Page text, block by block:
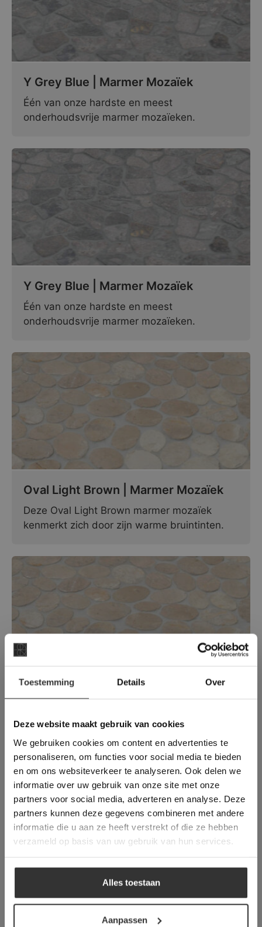
Toestemming Details Over
Deze website maakt gebruik van cookies
We gebruiken cookies om content en advertenties te
personaliseren, om functies voor social media te bieden
en om ons websiteverkeer te analyseren. Ook delen we
informatie over uw gebruik van onze site met onze
partners voor social media, adverteren en analyse. Deze
partners kunnen deze gegevens combineren met andere
informatie die u aan ze heeft verstrekt of die ze hebben
verzameld op basis van uw gebruik van hun services.
Alles toestaan
Aanpassen
Y Grey Blue | Marmer Mozaïek
Één van onze hardste en meest
onderhoudsvrije marmer mozaïeken.
Y Grey Blue | Marmer Mozaïek
Één van onze hardste en meest
onderhoudsvrije marmer mozaïeken.
Oval Light Brown | Marmer Mozaïek
Deze Oval Light Brown marmer mozaïek
kenmerkt zich door zijn warme bruintinten.
kenmerkt zich door zijn warme bruintinten.
Albino White Tumbled | Marmer
Deze website maakt
gebruik van cookies.
This Cookie Banner was deleted and is no
longer working. Please contact the website
administrator.
Deze website gebruikt cookies om de
gebruikerservaring te verbeteren. Door
gebruik te maken van onze website geeft u
toestemming voor alle cookies in
overeenstemming met ons cookiebeleid.Lees
verder
ALLES ACCEPTEREN
ALLES AFWIJZEN
DETAILS WEERGEVEN